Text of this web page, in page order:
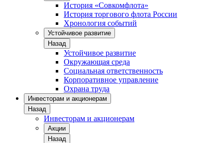
История «Совкомфлота»
История торгового флота России
Хронология событий
Устойчивое развитие
Назад
Устойчивое развитие
Окружающая среда
Социальная ответственность
Корпоративное управление
Охрана труда
Инвесторам и акционерам
Назад
Инвесторам и акционерам
Акции
Назад